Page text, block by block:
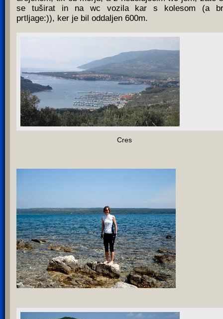
se tuširat in na wc vozila kar s kolesom (a
prtljage:)), ker je bil oddaljen 600m.
Cres